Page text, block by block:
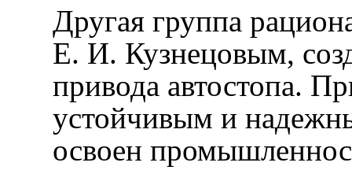
Другая группа
Е. И. Кузнецовым,
привода автостопа.
устойчивым и
освоен